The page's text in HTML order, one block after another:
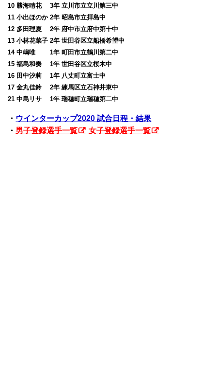
10 勝海晴花 3年 立川市立立川第三中
11 小出ほのか 2年 昭島市立拝島中
12 多田理夏 2年 府中市立府中第十中
13 小林花菜子 2年 世田谷区立船橋希望中
14 中嶋唯 1年 町田市立鶴川第二中
15 福島和奏 1年 世田谷区立桜木中
16 田中汐莉 1年 八丈町立富士中
17 金丸佳鈴 2年 練馬区立石神井東中
21 中島リサ 1年 瑞穂町立瑞穂第二中
・ ウインターカップ2020 試合日程・結果
・ 男子登録選手一覧 女子登録選手一覧